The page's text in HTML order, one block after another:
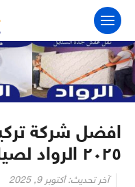
التجاوز
المحتوى
افضل شركة
٢٠٢٥ الرواد لصيانة التكييفات
آخر تحديث: أكتوبر 9, 2025